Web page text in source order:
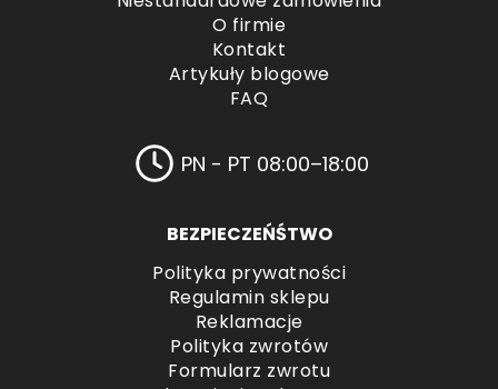
O firmie
Kontakt
Artykuły blogowe
FAQ
PN - PT 08:00–18:00
BEZPIECZEŃŚTWO
Polityka prywatności
Regulamin sklepu
Reklamacje
Polityka zwrotów
Formularz zwrotu